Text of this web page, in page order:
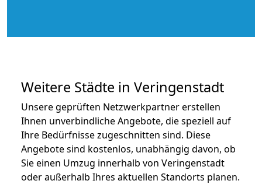
Weitere Städte in Veringenstadt
Unsere geprüften Netzwerkpartner erstellen
Ihnen unverbindliche Angebote, die speziell auf
Ihre Bedürfnisse zugeschnitten sind. Diese
Angebote sind kostenlos, unabhängig davon, ob
Sie einen Umzug innerhalb von Veringenstadt
oder außerhalb Ihres aktuellen Standorts planen.